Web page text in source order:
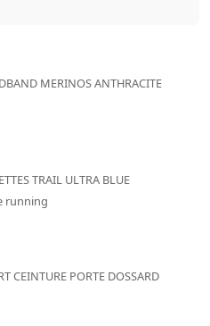
MERINOS ANTHRACITE
TRAIL ULTRA BLUE
running
CEINTURE PORTE DOSSARD